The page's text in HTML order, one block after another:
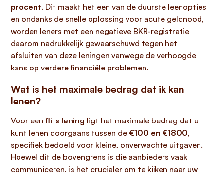
procent. Dit maakt het een van de duurste leenopties
en ondanks de snelle oplossing voor acute geldnood,
worden leners met een negatieve BKR-registratie
daarom nadrukkelijk gewaarschuwd tegen het
afsluiten van deze leningen vanwege de verhoogde
kans op verdere financiële problemen.
Wat is het maximale bedrag dat ik kan
lenen?
Voor een flits lening ligt het maximale bedrag dat u
kunt lenen doorgaans tussen de €100 en €1800,
specifiek bedoeld voor kleine, onverwachte uitgaven.
Hoewel dit de bovengrens is die aanbieders vaak
communiceren, is het crucialer om te kijken naar uw